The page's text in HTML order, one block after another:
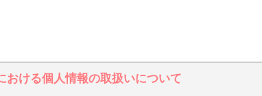
おける個人情報の取扱いについて